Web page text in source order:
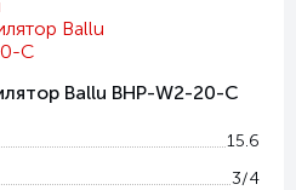
Ballu BHP-W2-20-C
15.6
3/4